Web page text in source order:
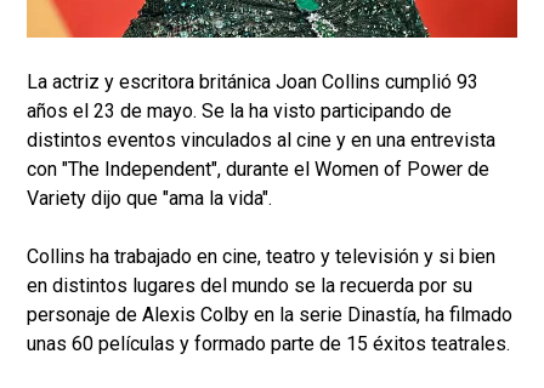
La actriz y escritora británica Joan Collins cumplió 93
años el 23 de mayo. Se la ha visto participando de
distintos eventos vinculados al cine y en una entrevista
con "The Independent", durante el Women of Power de
Variety dijo que "ama la vida".
Collins ha trabajado en cine, teatro y televisión y si bien
en distintos lugares del mundo se la recuerda por su
personaje de Alexis Colby en la serie Dinastía, ha filmado
unas 60 películas y formado parte de 15 éxitos teatrales.